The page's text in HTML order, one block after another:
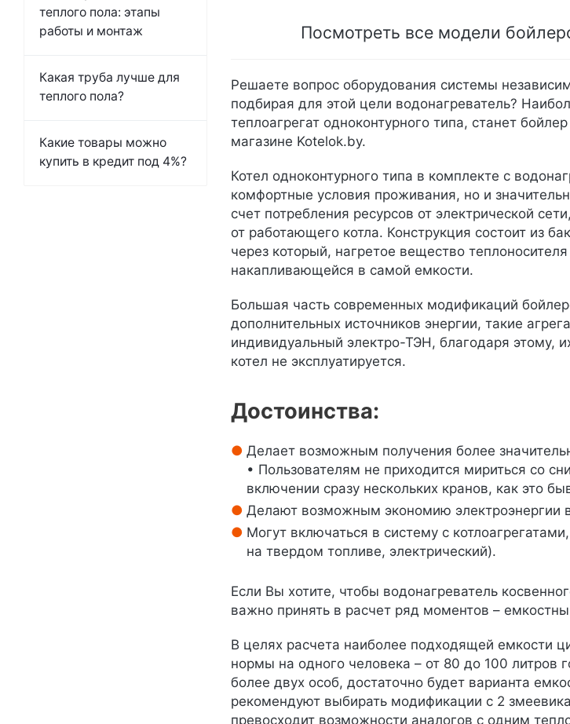
Посмотреть все модели
Решаете вопрос оборудования системы
подбирая для этой цели водонагреватель?
теплоагрегат одноконтурного типа, станет
магазине Kotelok.by.
Котел одноконтурного типа в комплекте с
комфортные условия проживания, но и
счет потребления ресурсов от электрической
от работающего котла. Конструкция состоит из
через который, нагретое вещество
накапливающейся в самой емкости.
Большая часть современных модификаций
дополнительных источников энергии, такие
индивидуальный электро-ТЭН, благодаря этому,
котел не эксплуатируется.
Достоинства:
Делает возможным получения более
• Пользователям не приходится мириться со
включении сразу нескольких кранов, как это
Делают возможным экономию электроэнергии
Могут включаться в систему с
на твердом топливе, электрический).
Если Вы хотите, чтобы водонагреватель
важно принять в расчет ряд моментов –
В целях расчета наиболее подходящей емкости
нормы на одного человека – от 80 до 100 литров
более двух особ, достаточно будет варианта
рекомендуют выбирать модификации с 2
превосходит возможности аналогов с одним
теплого пола: этапы
работы и монтаж
Какая труба лучше для
теплого пола?
Какие товары можно
купить в кредит под 4%?